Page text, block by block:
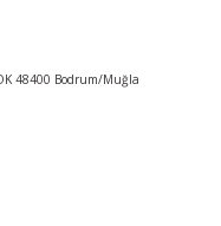
48400 Bodrum/Muğla